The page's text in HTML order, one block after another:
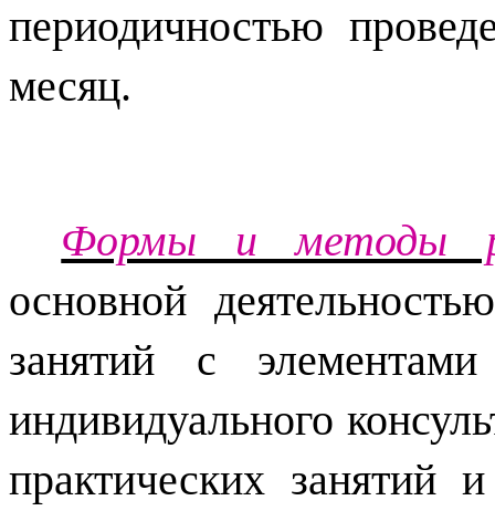
периодичностью
месяц.
Формы и методы
основной
занятий с элементами
индивидуального
практических занятий